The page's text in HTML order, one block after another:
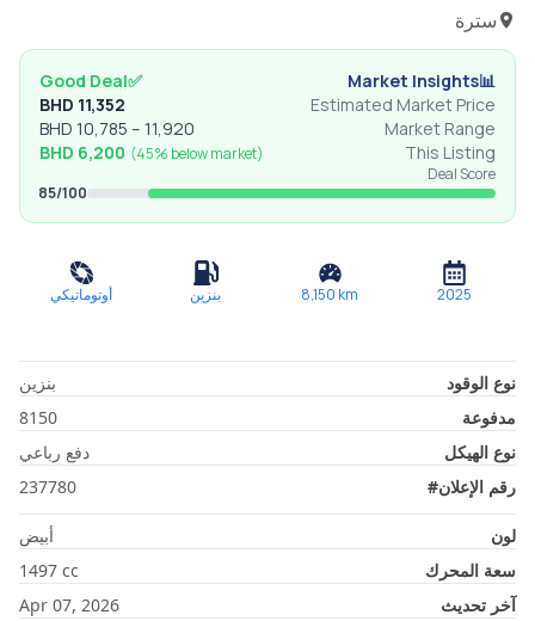
سترة
📊
Market Insights
✅
Good Deal
Estimated Market Price
BHD 11,352
Market Range
BHD 10,785 – 11,920
This Listing
BHD 6,200 (45% belowmarket)
Deal Score
85/100
2025
8,150 km بنزين أوتوماتيكي
نوع الوقود
بنزين
مدفوعة
8150
نوع الهيكل
دفع رباعي
رقم الإعلان#
237780
لون
أبيض
سعة المحرك
1497 cc
آخر تحديث
Apr 07, 2026